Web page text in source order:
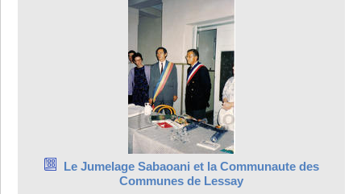
Le Jumelage Sabaoani et la Communaute des
Communes de Lessay